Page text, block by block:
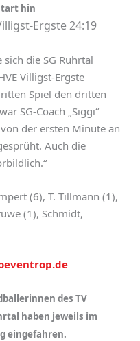
hin
Ergste 24:19
die SG Ruhrtal
Villigst-Ergste
Spiel den dritten
SG-Coach „Siggi“
der ersten Minute an
Auch die
(6), T. Tillmann (1),
(1), Schmidt,
des TV
haben jeweils im
eingefahren.